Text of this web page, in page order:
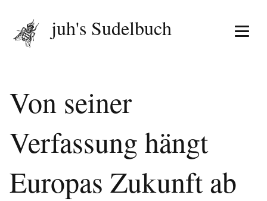
Menü
juh's Sudelbuch
Von seiner
Verfassung hängt
Europas Zukunft ab